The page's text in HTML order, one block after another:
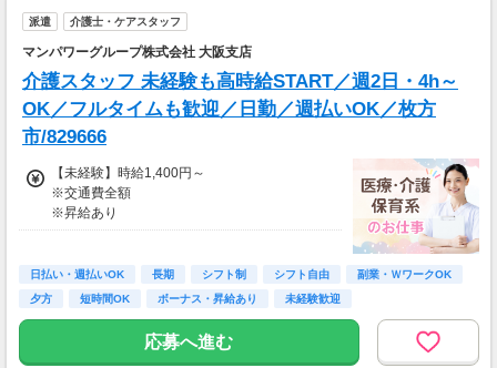
派遣 介護士・ケアスタッフ
マンパワーグループ株式会社 大阪支店
介護スタッフ 未経験も高時給START／週2日・4h～
OK／フルタイムも歓迎／日勤／週払いOK／枚方
市/829666
【未経験】時給1,400円～
※交通費全額
※昇給あり
◎日勤／未経験の場合
・日収(1,400*8)円（時給1,400円×8h）
日払い・週払いOK 長期 シフト制 シフト自由
副業・ＷワークOK
夕方
短時間OK ボーナス・昇給あり 未経験歓迎
応募へ進む